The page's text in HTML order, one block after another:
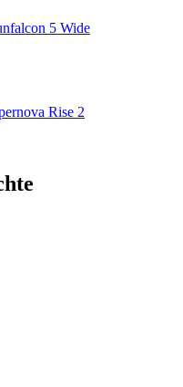
5 Wide
Rise 2